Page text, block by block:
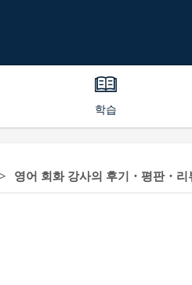
학습
영어 회화 강사의 후기・평판・